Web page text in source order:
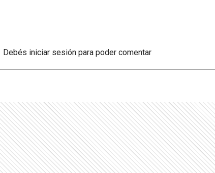
Debés iniciar sesión para poder comentar